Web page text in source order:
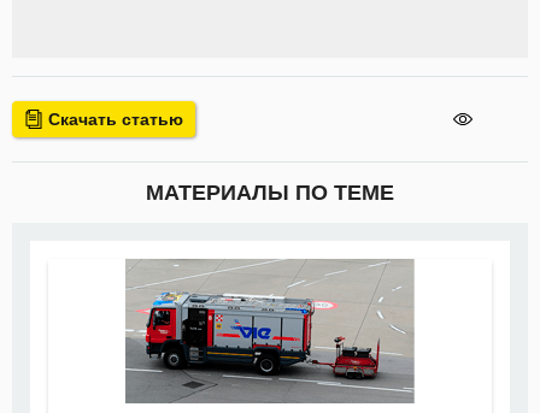
Скачать статью
МАТЕРИАЛЫ ПО ТЕМЕ